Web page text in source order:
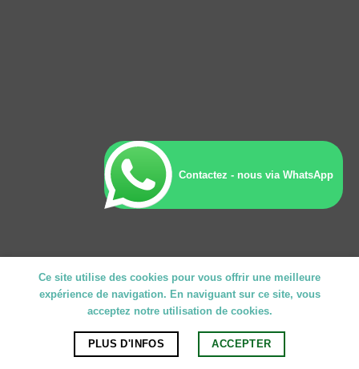
Ce site utilise des cookies pour vous offrir une meilleure
expérience de navigation. En naviguant sur ce site, vous
acceptez notre utilisation de cookies.
PLUS D'INFOS ACCEPTER
Contactez - nous via WhatsApp